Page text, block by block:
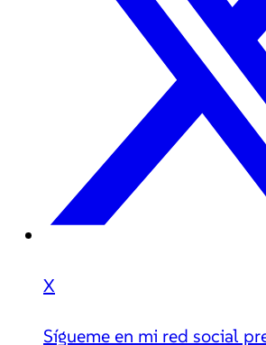
X
Sígueme en mi red social